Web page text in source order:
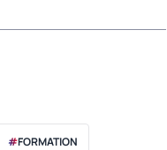
#FORMATION